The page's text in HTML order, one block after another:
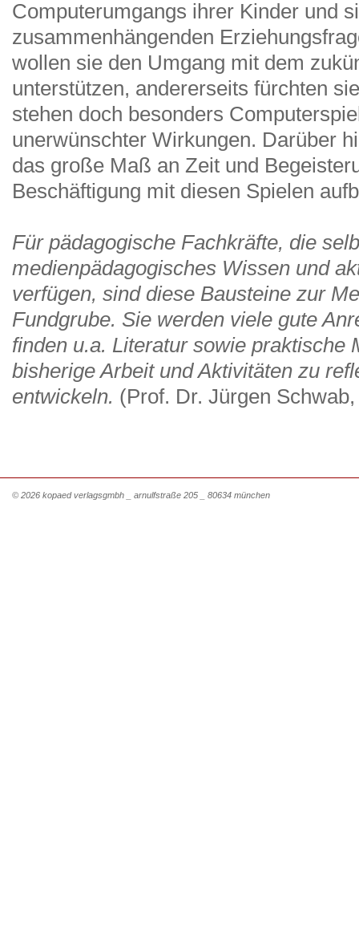
Computerumgangs ihrer Kinder und
zusammenhängenden
wollen sie den Umgang mit dem
unterstützen, andererseits fürchten
stehen doch besonders
unerwünschter Wirkungen. Darüber
das große Maß an Zeit und
Beschäftigung mit diesen Spielen
Für pädagogische Fachkräfte, die
medienpädagogisches Wissen und
verfügen, sind diese Bausteine zur
Fundgrube. Sie werden viele gute
finden u.a. Literatur sowie praktische
bisherige Arbeit und Aktivitäten zu
entwickeln. (Prof. Dr. Jürgen
© 2026 kopaed verlagsgmbh _ arnulfstraße 205 _ 80634 münchen